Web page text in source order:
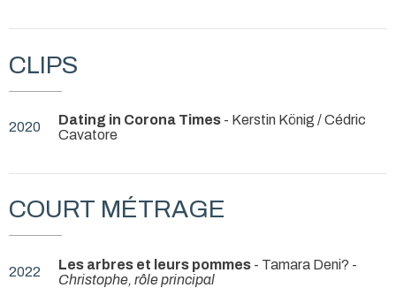
CLIPS
2020 Dating in Corona Times - Kerstin König / Cédric
Cavatore
COURT MÉTRAGE
2022 Les arbres et leurs pommes - Tamara Deni? -
Christophe, rôle principal